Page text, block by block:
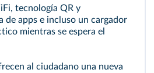
tecnología QR y
de apps e incluso un cargador
mientras se espera el
al ciudadano una nueva